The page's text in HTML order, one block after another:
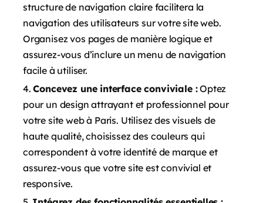
structure de navigation claire facilitera la
navigation des utilisateurs sur votre site web.
Organisez vos pages de manière logique et
assurez-vous d’inclure un menu de navigation
facile à utiliser.
Concevez une interface conviviale :Optez
pour un design attrayant et professionnel pour
votre site web à Paris. Utilisez des visuels de
haute qualité, choisissez des couleurs qui
correspondent à votre identité de marque et
assurez-vous que votre site est convivial et
responsive.